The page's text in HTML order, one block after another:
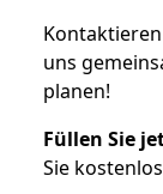
uns
planen!
Füllen Sie
Sie